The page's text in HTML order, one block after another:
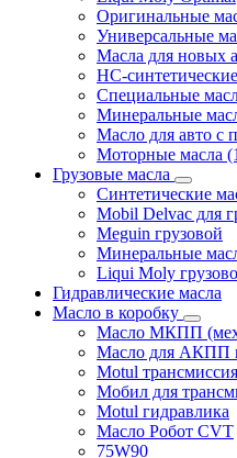
Оригинальные
Универсальные
Масла для новых
HC-
Специальные
Минеральные
Масло для авто с
Моторные масла
Грузовые масла
Синтетические
Mobil Delvac для
Meguin грузовой
Минеральные
Liqui Moly
Гидравлические масла
Масло в коробку
Масло МКПП
Масло для АКПП
Motul трансмиссия
Мобил для
Motul гидравлика
Масло Робот CVT
75W90